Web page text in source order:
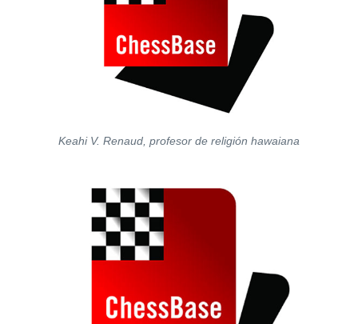
Keahi V. Renaud, profesor de religión hawaiana